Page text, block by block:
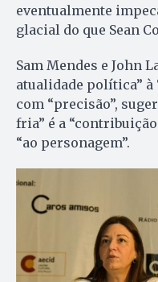
eventualmente
glacial do que Sean
Sam Mendes e John
atualidade política” à
com “precisão”,
fria” é a
“ao personagem”.